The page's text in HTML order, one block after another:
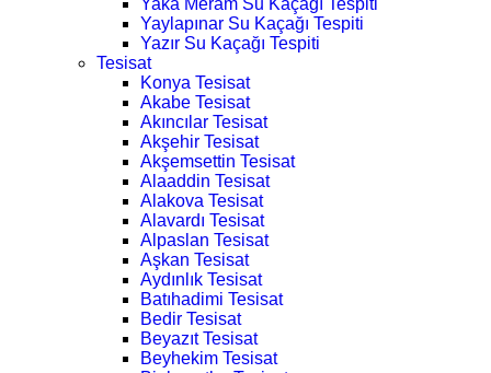
Yaka Meram Su Kaçağı Tespiti
Yaylapınar Su Kaçağı Tespiti
Yazır Su Kaçağı Tespiti
Tesisat
Konya Tesisat
Akabe Tesisat
Akıncılar Tesisat
Akşehir Tesisat
Akşemsettin Tesisat
Alaaddin Tesisat
Alakova Tesisat
Alavardı Tesisat
Alpaslan Tesisat
Aşkan Tesisat
Aydınlık Tesisat
Batıhadimi Tesisat
Bedir Tesisat
Beyazıt Tesisat
Beyhekim Tesisat